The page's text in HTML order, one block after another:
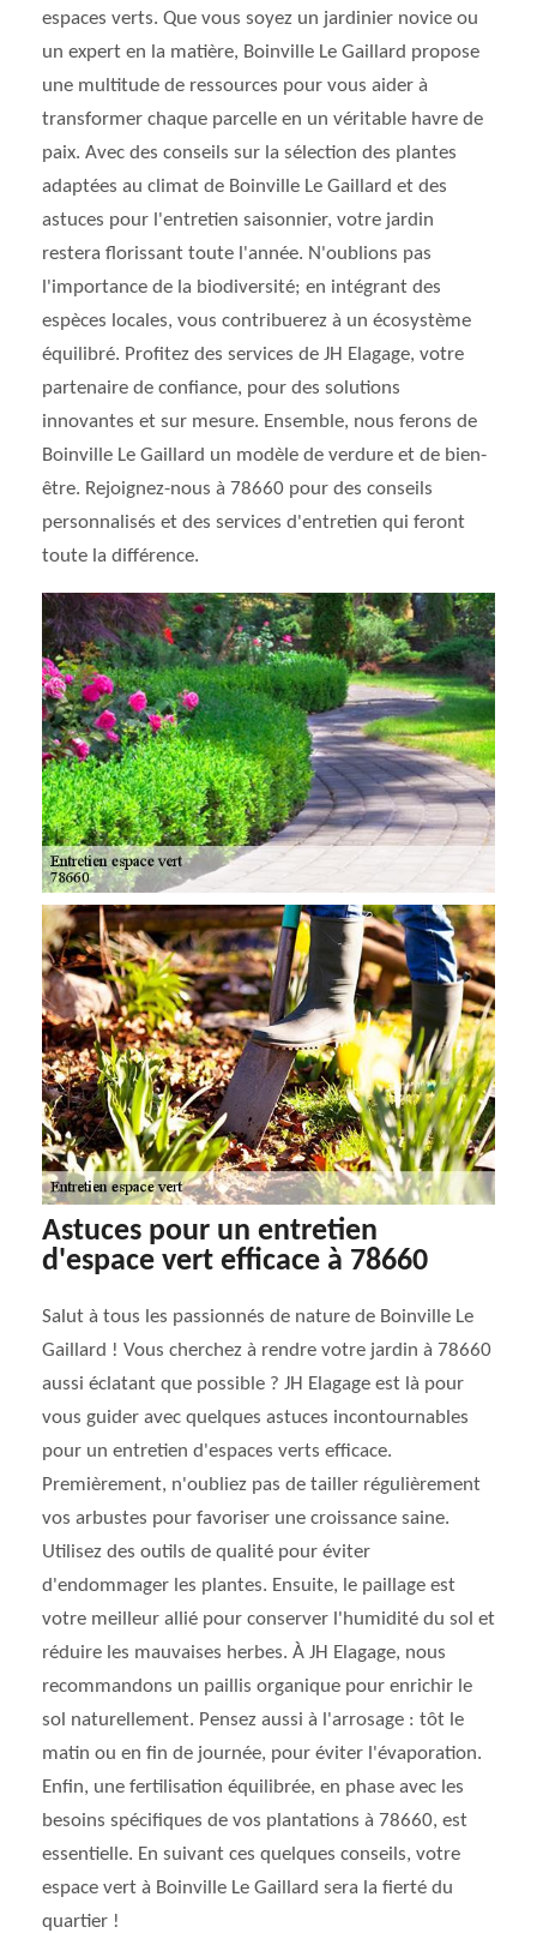
espaces verts. Que vous soyez un jardinier novice ou
un expert en la matière, Boinville Le Gaillard propose
une multitude de ressources pour vous aider à
transformer chaque parcelle en un véritable havre de
paix. Avec des conseils sur la sélection des plantes
adaptées au climat de Boinville Le Gaillard et des
astuces pour l'entretien saisonnier, votre jardin
restera florissant toute l'année. N'oublions pas
l'importance de la biodiversité; en intégrant des
espèces locales, vous contribuerez à un écosystème
équilibré. Profitez des services de JH Elagage, votre
partenaire de confiance, pour des solutions
innovantes et sur mesure. Ensemble, nous ferons de
Boinville Le Gaillard un modèle de verdure et de bien-
être. Rejoignez-nous à 78660 pour des conseils
personnalisés et des services d'entretien qui feront
toute la différence.
Astuces pour un entretien
d'espace vert efficace à 78660
Salut à tous les passionnés de nature de Boinville Le
Gaillard ! Vous cherchez à rendre votre jardin à 78660
aussi éclatant que possible ? JH Elagage est là pour
vous guider avec quelques astuces incontournables
pour un entretien d'espaces verts efficace.
Premièrement, n'oubliez pas de tailler régulièrement
vos arbustes pour favoriser une croissance saine.
Utilisez des outils de qualité pour éviter
d'endommager les plantes. Ensuite, le paillage est
votre meilleur allié pour conserver l'humidité du sol et
réduire les mauvaises herbes. À JH Elagage, nous
recommandons un paillis organique pour enrichir le
sol naturellement. Pensez aussi à l'arrosage : tôt le
matin ou en fin de journée, pour éviter l'évaporation.
Enfin, une fertilisation équilibrée, en phase avec les
besoins spécifiques de vos plantations à 78660, est
essentielle. En suivant ces quelques conseils, votre
espace vert à Boinville Le Gaillard sera la fierté du
quartier !